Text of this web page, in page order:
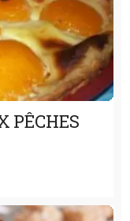
PÊCHES